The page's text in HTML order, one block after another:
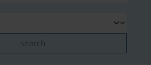
search